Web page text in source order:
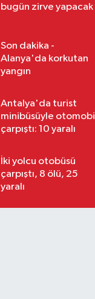
bugün zirve yapacak
Son dakika -
Alanya'da korkutan
yangın
Antalya'da turist
minibüsüyle otomobil
çarpıştı: 10 yaralı
İki yolcu otobüsü
çarpıştı, 8 ölü, 25
yaralı